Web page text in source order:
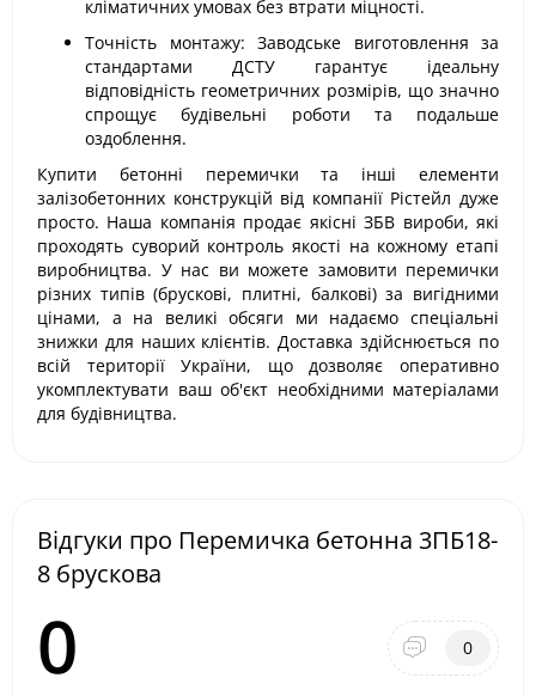
кліматичних умовах без втрати міцності.
Точність монтажу: Заводське виготовлення за
стандартами ДСТУ гарантує ідеальну
відповідність геометричних розмірів, що значно
спрощує будівельні роботи та подальше
оздоблення.
Купити бетонні перемички та інші елементи
залізобетонних конструкцій від компанії Рістейл дуже
просто. Наша компанія продає якісні ЗБВ вироби, які
проходять суворий контроль якості на кожному етапі
виробництва. У нас ви можете замовити перемички
різних типів (брускові, плитні, балкові) за вигідними
цінами, а на великі обсяги ми надаємо спеціальні
знижки для наших клієнтів. Доставка здійснюється по
всій території України, що дозволяє оперативно
укомплектувати ваш об'єкт необхідними матеріалами
для будівництва.
Відгуки про Перемичка бетонна 3ПБ18-
8 брускова
0 0